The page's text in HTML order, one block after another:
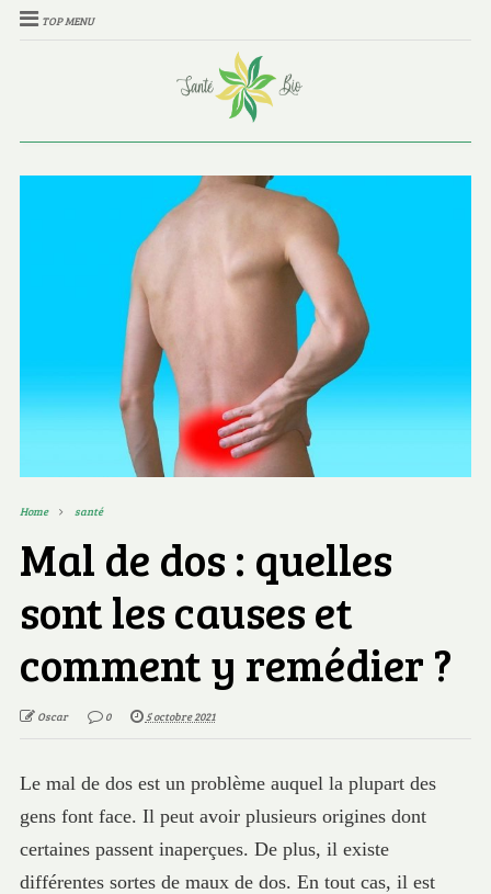
TOP MENU
Home santé
Mal de dos : quelles
sont les causes et
comment y remédier ?
Oscar 0 5 octobre 2021
Le mal de dos est un problème auquel la plupart des
gens font face. Il peut avoir plusieurs origines dont
certaines passent inaperçues. De plus, il existe
différentes sortes de maux de dos. En tout cas, il est